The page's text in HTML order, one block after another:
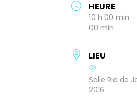
HEURE
10 h 00 min -
00 min
LIEU
Salle Rio de
2016